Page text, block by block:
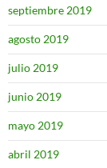
septiembre 2019
agosto 2019
julio 2019
junio 2019
mayo 2019
abril 2019